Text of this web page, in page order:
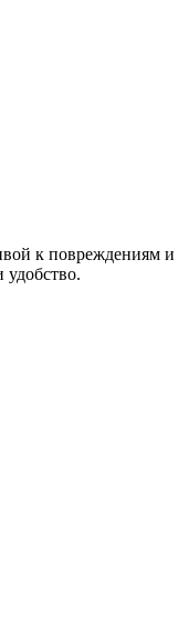
к повреждениям